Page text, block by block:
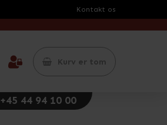
Kontakt os
Kurv er tom
+45 44 94 10 00